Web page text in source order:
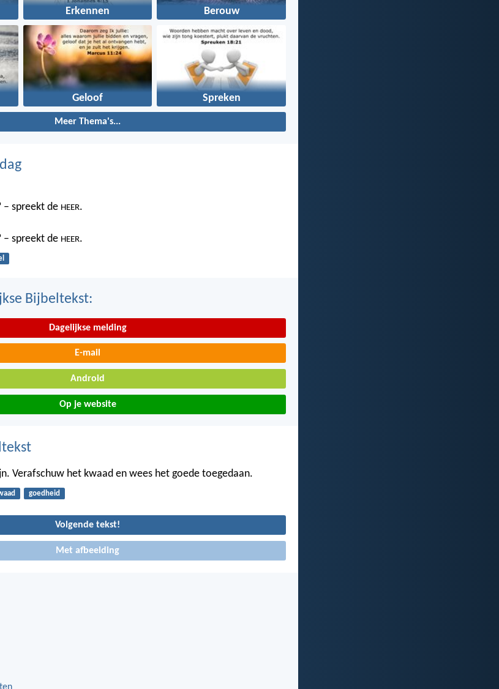
Erkennen Berouw
Geloof Spreken
Meer Thema's...
– spreekt de HEER.
– spreekt de HEER.
Bijbeltekst:
Dagelijkse melding
E-mail
Android
Op je website
Verafschuw het kwaad en wees het goede toegedaan.
goedheid
Volgende tekst!
Met afbeelding